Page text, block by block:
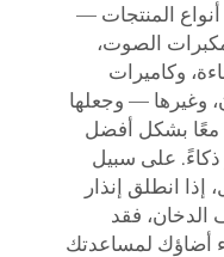
المنتجات —
الصوت،
وكاميرات
وغيرها — وجعلها
معًا بشكل أفضل
ذكاءً. على سبيل
إذا انطلق إنذار
فقد
أضاؤك لمساعدتك